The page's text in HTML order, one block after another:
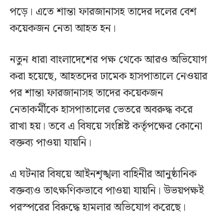
পড়ে। এতে শান্তা ফারজানাসহ তাদের দলের বেশ
কয়েকজন নেতা আহত হন।
নতুন ধারা বাংলাদেশের পক্ষ থেকে আরও অভিযোগ
করা হয়েছে, আহতদের ঢামেক হাসপাতালে নেওয়ার
পর শান্তা ফারজানাসহ তাদের কয়েকজন
নেতাকর্মীকে হাসপাতালের ভেতরে অবরুদ্ধ করে
রাখা হয়। তবে এ বিষয়ে সংশ্লিষ্ট কর্তৃপক্ষের কোনো
বক্তব্য পাওয়া যায়নি।
এ ঘটনার বিষয়ে আইনশৃঙ্খলা বাহিনীর আনুষ্ঠানিক
বক্তব্যও তাৎক্ষণিকভাবে পাওয়া যায়নি। উভয়পক্ষই
পরস্পরের বিরুদ্ধে হামলার অভিযোগ করেছে।